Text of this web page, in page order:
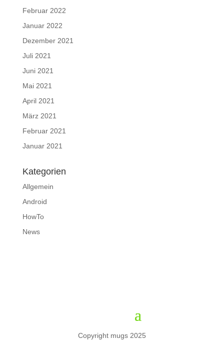
Februar 2022
Januar 2022
Dezember 2021
Juli 2021
Juni 2021
Mai 2021
April 2021
März 2021
Februar 2021
Januar 2021
Kategorien
Allgemein
Android
HowTo
News
Copyright mugs 2025